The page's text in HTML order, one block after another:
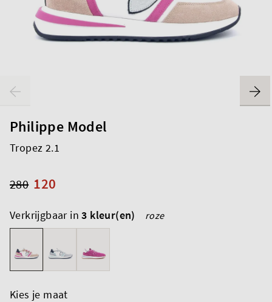
Philippe Model
Tropez 2.1
120
280
Verkrijgbaar in3 kleur(en) roze
Kies je maat